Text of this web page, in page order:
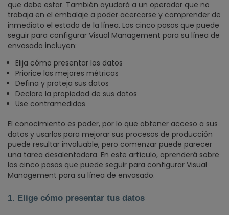
que debe estar. También ayudará a un operador que no
trabaja en el embalaje a poder acercarse y comprender de
inmediato el estado de la línea. Los cinco pasos que puede
seguir para configurar Visual Management para su línea de
envasado incluyen:
Elija cómo presentar los datos
Priorice las mejores métricas
Defina y proteja sus datos
Declare la propiedad de sus datos
Use contramedidas
El conocimiento es poder, por lo que obtener acceso a sus
datos y usarlos para mejorar sus procesos de producción
puede resultar invaluable, pero comenzar puede parecer
una tarea desalentadora. En este artículo, aprenderá sobre
los cinco pasos que puede seguir para configurar Visual
Management para su línea de envasado.
1. Elige cómo presentar tus datos